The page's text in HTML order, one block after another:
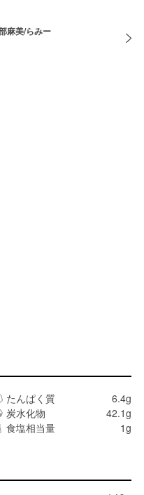
麻美/らみー
たんぱく質
6.4g
炭水化物
42.1g
食塩相当量 1g